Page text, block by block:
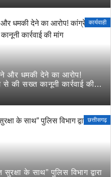
कार्यवाही
और धमकी देने का आरोप!
की सख्त कानूनी कार्रवाई की
छत्तीसगढ़
के साथ” पुलिस विभाग द्वारा